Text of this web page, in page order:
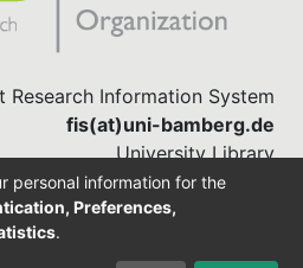
Research Information System
fis(at)uni-bamberg.de
University Library
(0951) 863-1568
personal information for the
Preferences,
.